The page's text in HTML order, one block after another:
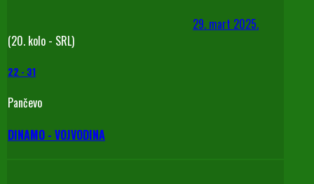
29. mart 2025.
(20. kolo - SRL)
22 - 31
Pančevo
DINAMO - VOJVODINA